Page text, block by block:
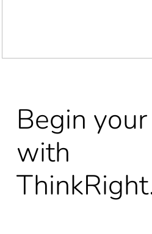
Begin
with